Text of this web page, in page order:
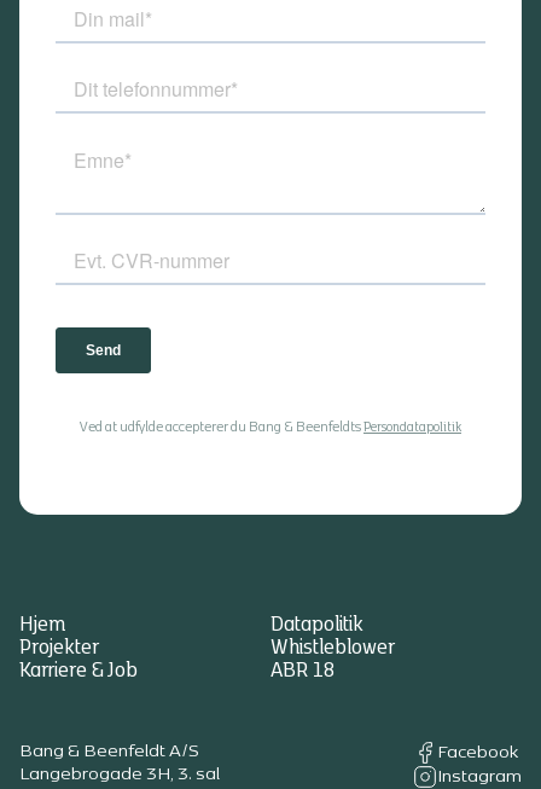
Ved at udfylde accepterer du Bang & Beenfeldts Persondatapolitik
Hjem
Datapolitik
Projekter
Whistleblower
Karriere & Job
ABR 18
Bang & Beenfeldt A/S
Langebrogade 3H, 3. sal
Facebook
Instagram